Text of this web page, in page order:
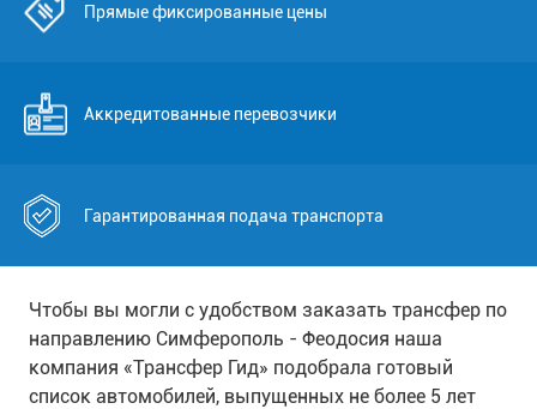
Прямые фиксированные цены
Аккредитованные перевозчики
Гарантированная подача транспорта
Чтобы вы могли с удобством заказать трансфер по
направлению Симферополь - Феодосия наша
компания «Трансфер Гид» подобрала готовый
список автомобилей, выпущенных не более 5 лет